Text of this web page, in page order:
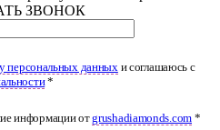
ЗВОНОК
персональных данных и соглашаюсь с
*
информации отgrushadiamonds.com *